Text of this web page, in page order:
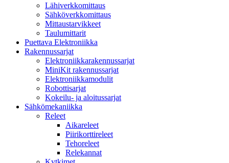
Lähiverkkomittaus
Sähköverkkomittaus
Mittaustarvikkeet
Taulumittarit
Puettava Elektroniikka
Rakennussarjat
Elektroniikkarakennussarjat
MiniKit rakennussarjat
Elektroniikkamodulit
Robottisarjat
Kokeilu- ja aloitussarjat
Sähkömekaniikka
Releet
Aikareleet
Piirikorttireleet
Tehoreleet
Relekannat